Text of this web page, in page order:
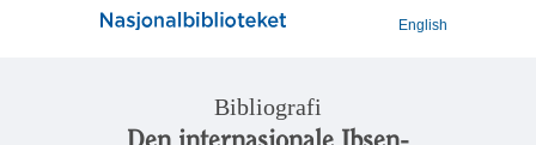
English
Bibliografi